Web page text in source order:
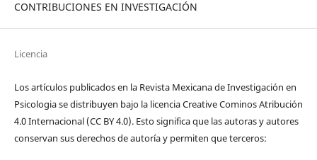
CONTRIBUCIONES EN INVESTIGACIÓN
Licencia
Los artículos publicados en la Revista Mexicana de Investigación en
Psicologia se distribuyen bajo la licencia Creative Cominos Atribución
4.0 Internacional (CC BY 4.0). Esto significa que las autoras y autores
conservan sus derechos de autoría y permiten que terceros: